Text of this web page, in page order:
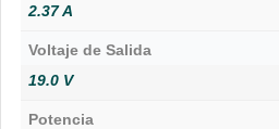
2.37 A
Voltaje de Salida
19.0 V
Potencia